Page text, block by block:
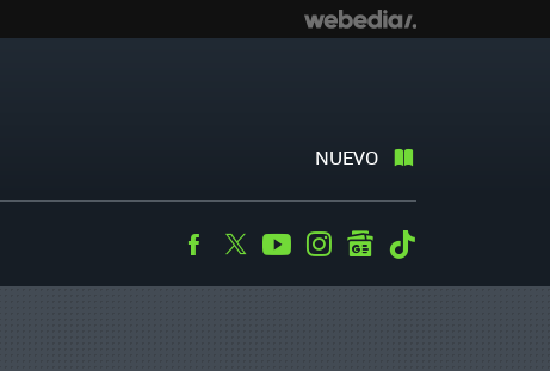
NUEVO
Facebook
TwitterYoutubeInstagramgooglenews